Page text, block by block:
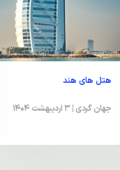
هتل های هند
جهان گردی | 3 اردیبهشت 1404